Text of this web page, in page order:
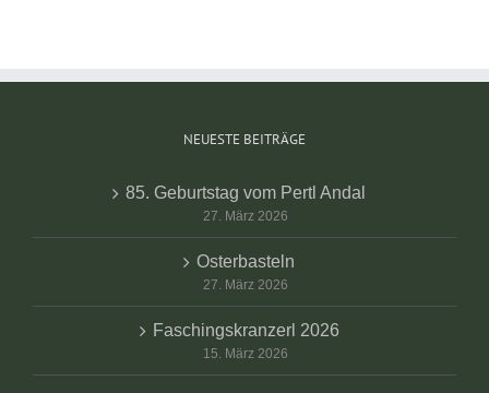
NEUESTE BEITRÄGE
85. Geburtstag vom Pertl Andal
27. März 2026
Osterbasteln
27. März 2026
Faschingskranzerl 2026
15. März 2026